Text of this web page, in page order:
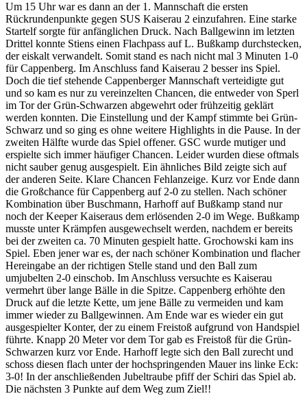
Um 15 Uhr war es dann an der 1. Mannschaft die ersten
Rückrundenpunkte gegen SUS Kaiserau 2 einzufahren. Eine starke
Startelf sorgte für anfänglichen Druck. Nach Ballgewinn im letzten
Drittel konnte Stiens einen Flachpass auf L. Bußkamp durchstecken,
der eiskalt verwandelt. Somit stand es nach nicht mal 3 Minuten 1-0
für Cappenberg. Im Anschluss fand Kaiserau 2 besser ins Spiel.
Doch die tief stehende Cappenberger Mannschaft verteidigte gut
und so kam es nur zu vereinzelten Chancen, die entweder von Sperl
im Tor der Grün-Schwarzen abgewehrt oder frühzeitig geklärt
werden konnten. Die Einstellung und der Kampf stimmte bei Grün-
Schwarz und so ging es ohne weitere Highlights in die Pause. In der
zweiten Hälfte wurde das Spiel offener. GSC wurde mutiger und
erspielte sich immer häufiger Chancen. Leider wurden diese oftmals
nicht sauber genug ausgespielt. Ein ähnliches Bild zeigte sich auf
der anderen Seite. Klare Chancen Fehlanzeige. Kurz vor Ende dann
die Großchance für Cappenberg auf 2-0 zu stellen. Nach schöner
Kombination über Buschmann, Harhoff auf Bußkamp stand nur
noch der Keeper Kaiseraus dem erlösenden 2-0 im Wege. Bußkamp
musste unter Krämpfen ausgewechselt werden, nachdem er bereits
bei der zweiten ca. 70 Minuten gespielt hatte. Grochowski kam ins
Spiel. Eben jener war es, der nach schöner Kombination und flacher
Hereingabe an der richtigen Stelle stand und den Ball zum
umjubelten 2-0 einschob. Im Anschluss versuchte es Kaiserau
vermehrt über lange Bälle in die Spitze. Cappenberg erhöhte den
Druck auf die letzte Kette, um jene Bälle zu vermeiden und kam
immer wieder zu Ballgewinnen. Am Ende war es wieder ein gut
ausgespielter Konter, der zu einem Freistoß aufgrund von Handspiel
führte. Knapp 20 Meter vor dem Tor gab es Freistoß für die Grün-
Schwarzen kurz vor Ende. Harhoff legte sich den Ball zurecht und
schoss diesen flach unter der hochspringenden Mauer ins linke Eck:
3-0! In der anschließenden Jubeltraube pfiff der Schiri das Spiel ab.
Die nächsten 3 Punkte auf dem Weg zum Ziel!!